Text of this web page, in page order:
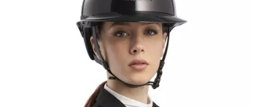
Vous devez être connecté pour enregistrer des
produits dans votre liste d'envie